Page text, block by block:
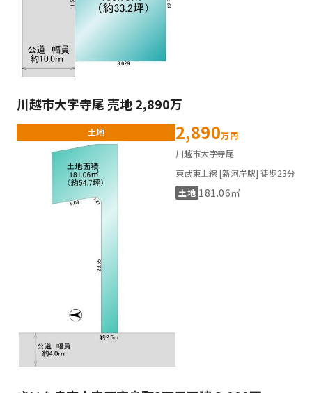
川越市大字寺尾 売地 2,890万
土地 2,890万円
川越市大字寺尾
東武東上線 [新河岸駅] 徒歩23分
土地 181.06㎡